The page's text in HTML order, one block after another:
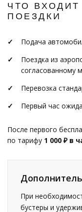
ЧТО
ПОЕЗДКИ
Подача
Поездка из
согласованному
Перевозка
Первый час
После первого
по тарифу 1 000 ₽ в
При
бустеры и